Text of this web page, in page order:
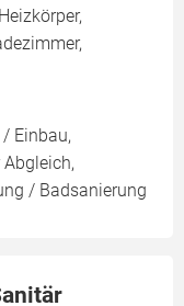
Einbau,
/ Badsanierung